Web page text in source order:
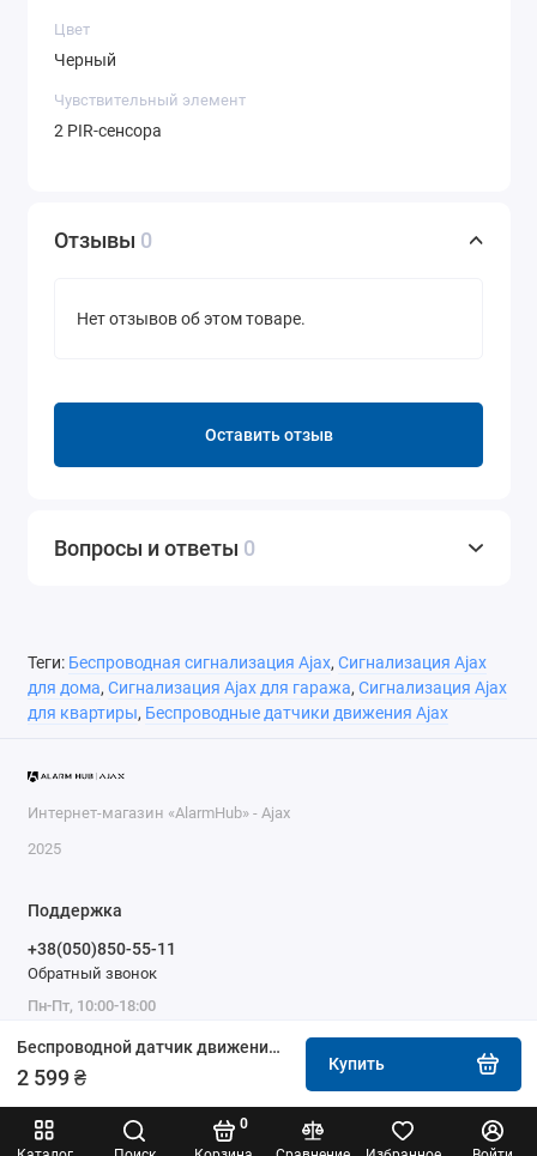
0
Беспроводной датчик движения типа «штора» Ajax MotionProtect Curtain black
2 599 ₴
Купить
Цвет
Черный
Чувствительный элемент
2 PIR-сенсора
Отзывы 0
Нет отзывов об этом товаре.
Оставить отзыв
Вопросы и ответы 0
Теги: Беспроводная сигнализация Ajax, Сигнализация Ajax
для дома, Сигнализация Ajax для гаража, Сигнализация Ajax
для квартиры, Беспроводные датчики движения Ajax
Интернет-магазин «AlarmHub» - Ajax
2025
Поддержка
+38(050)850-55-11
Обратный звонок
Пн-Пт, 10:00-18:00